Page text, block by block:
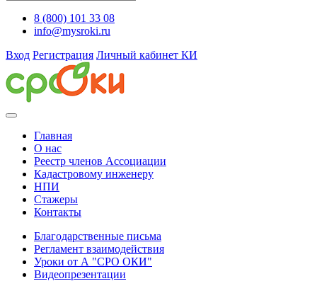
8 (800) 101 33 08
info@mysroki.ru
Вход Регистрация Личный кабинет КИ
Главная
О нас
Реестр членов Ассоциации
Кадастровому инженеру
НПИ
Стажеры
Контакты
Благодарственные письма
Регламент взаимодействия
Уроки от А "СРО ОКИ"
Видеопрезентации